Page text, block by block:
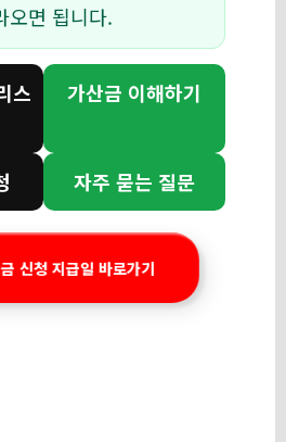
오면 됩니다.
스
가산금 이해하기
자주 묻는 질문
신청 지급일 바로가기